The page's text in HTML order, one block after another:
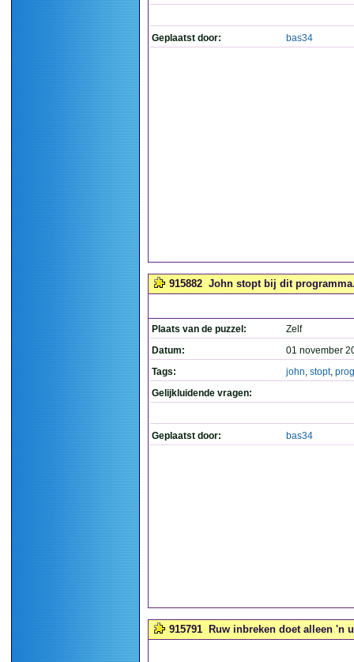
Geplaatst door: bas34
915882 John stopt bij dit
Plaats van de puzzel:
Zelf
Datum:
01 november
Tags:
john, stopt,
Gelijkluidende vragen:
Geplaatst door: bas34
915791 Ruw inbreken doet alleen 'n